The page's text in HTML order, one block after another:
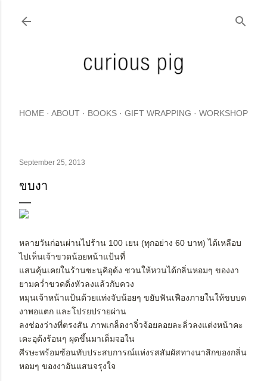
HOME ABOUT BOOKS GIFT WRAPPING WORKSHOP
September 25, 2013
ขบงา
หลายวันก่อนผ่านไปร้าน 100 เยน (ทุกอย่าง 60 บาท) ได้เหลือบ
ไปเห็นเจ้าขวดน้อยหน้าแป้นที่
แสนคุ้นเคยในร้านซะนุคิอุด้ง ชวนให้หวนได้กลิ่นหอมๆ ของงา
ยามคว่ำขวดดิ่งหัวลงแล้วกับควง
หมุนเจ้าหน้าแป้นด้วยแท่งจับน้อยๆ ขยับฟันเฟืองภายในให้ขบบด
งาพอแตก และโปรยปรายผ่าน
ลงช่องว่างที่ตรงสัน ภาพเกล็ดงาจิ๋วจ้อยลอยละลิ่วลงแต่งหน้าคะ
เคะอุด้งร้อนๆ ผุดขึ้นมาเต็มจอใน
ศีรษะพร้อมซ้อนทับประสบการณ์แห่งรสสัมผัสทางนาสิกของกลิ่น
หอมๆ ของงาอันแสนจรุงใจ